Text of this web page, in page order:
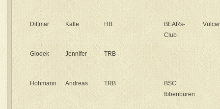
Dittmar Kalle HB
BEARs-
Club
Glodek Jennifer TRB
Hohmann Andreas TRB
BSC
Ibbenbüren